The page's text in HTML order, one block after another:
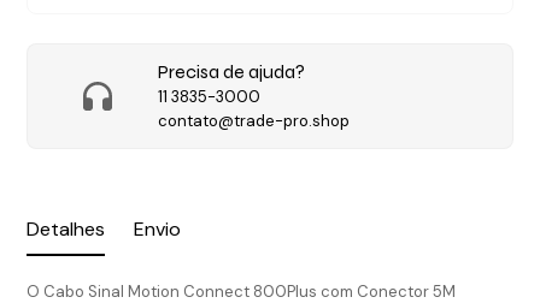
Detalhes Envio
O Cabo Sinal Motion Connect 800Plus com Conector 5M
Precisa de ajuda?
11 3835-3000
contato@trade-pro.shop